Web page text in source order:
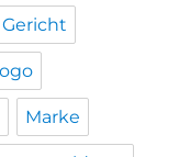
Marke